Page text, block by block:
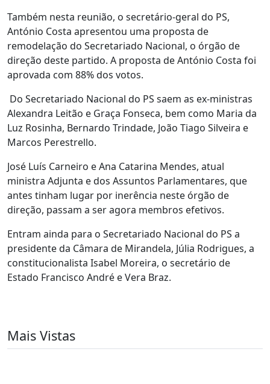
Também nesta reunião, o secretário-geral do PS,
António Costa apresentou uma proposta de
remodelação do Secretariado Nacional, o órgão de
direção deste partido. A proposta de António Costa foi
aprovada com 88% dos votos.
Do Secretariado Nacional do PS saem as ex-ministras
Alexandra Leitão e Graça Fonseca, bem como Maria da
Luz Rosinha, Bernardo Trindade, João Tiago Silveira e
Marcos Perestrello.
José Luís Carneiro e Ana Catarina Mendes, atual
ministra Adjunta e dos Assuntos Parlamentares, que
antes tinham lugar por inerência neste órgão de
direção, passam a ser agora membros efetivos.
Entram ainda para o Secretariado Nacional do PS a
presidente da Câmara de Mirandela, Júlia Rodrigues, a
constitucionalista Isabel Moreira, o secretário de
Estado Francisco André e Vera Braz.
Mais Vistas